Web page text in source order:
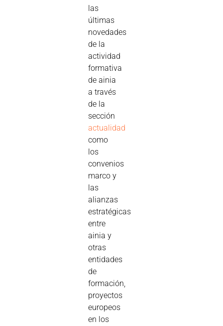
las
últimas
novedades
de la
actividad
formativa
de ainia
a través
de la
sección
actualidad
como
los
convenios
marco y
las
alianzas
estratégicas
entre
ainia y
otras
entidades
de
formación,
proyectos
europeos
en los